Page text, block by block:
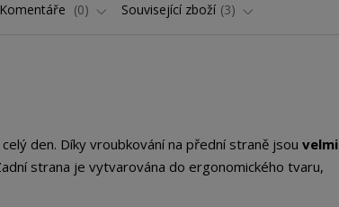
Komentáře 0 Související zboží 3
den. Díky vroubkování na přední straně jsou velmi
strana je vytvarována do ergonomického tvaru,